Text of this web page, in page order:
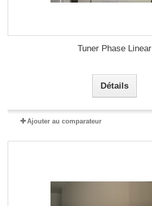
Tuner Phase Linear
Détails
Ajouter au comparateur